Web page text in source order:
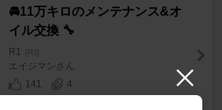
🚘11万キロのメンテナンス&オ
イル交換 🔧
R1 [RJ]
エイジマンさん
141
4